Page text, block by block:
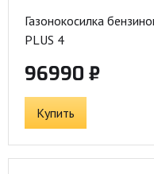
Газонокосилка
PLUS 4
96990 ₽
Купить